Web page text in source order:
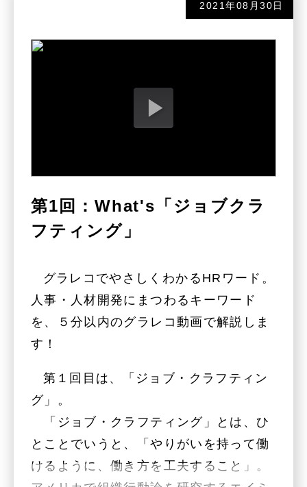
2021年08月30日
第1回：What's「ジョブクラ
フティング」
グラレコでやさしくわかるHRワード。
人事・人材開発にまつわるキーワード
を、５分以内のグラレコ動画で解説しま
す！
第１回目は、「ジョブ・クラフティン
グ」。
「ジョブ・クラフティング」とは、ひ
とことでいうと、「やりがいを持って働
けるように、働き方を工夫すること」。